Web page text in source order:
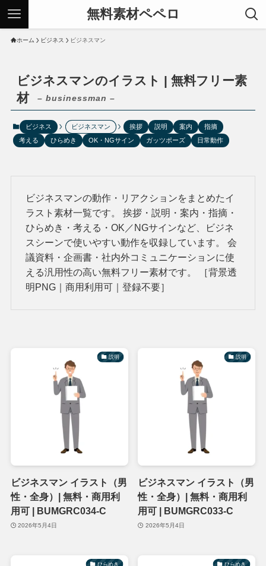
無料素材ペペロ
ホーム ビジネス ビジネスマン
ビジネスマンのイラスト | 無料フリー素
材
– businessman –
ビジネス ビジネスマン 挨拶 説明 案内
指摘
考える
ひらめき OK・NGサイン ガッツポーズ 日常動作
ビジネスマンの動作・リアクションをまとめたイ
ラスト素材一覧です。 挨拶・説明・案内・指摘・
ひらめき・考える・OK／NGサインなど、ビジネ
スシーンで使いやすい動作を収録しています。 会
議資料・企画書・社内外コミュニケーションに使
える汎用性の高い無料フリー素材です。 ［背景透
明PNG｜商用利用可｜登録不要］
説明
ビジネスマン イラスト（男
性・全身）| 無料・商用利
用可 | BUMGRC034-C
2026年5月4日
説明
ビジネスマン イラスト（男
性・全身）| 無料・商用利
用可 | BUMGRC033-C
2026年5月4日
ひらめき ひらめき